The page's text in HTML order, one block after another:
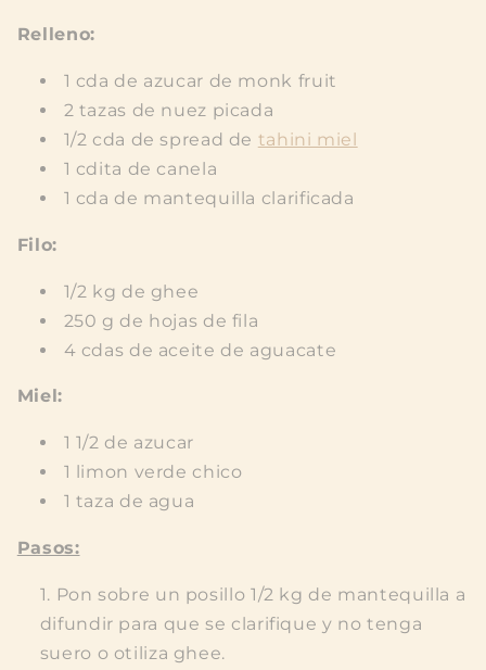
Relleno:
1 cda de azucar de monk fruit
2 tazas de nuez picada
1/2 cda de spread de tahini miel
1 cdita de canela
1 cda de mantequilla clarificada
Filo:
1/2 kg de ghee
250 g de hojas de fila
4 cdas de aceite de aguacate
Miel:
1 1/2 de azucar
1 limon verde chico
1 taza de agua
Pasos:
Pon sobre un posillo 1/2 kg de mantequilla a
difundir para que se clarifique y no tenga
suero o otiliza ghee.